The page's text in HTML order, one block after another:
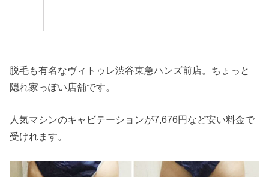
脱毛も有名なヴィトゥレ渋谷東急ハンズ前店。ちょっと
隠れ家っぽい店舗です。
人気マシンのキャビテーションが7,676円など安い料金で
受けれます。